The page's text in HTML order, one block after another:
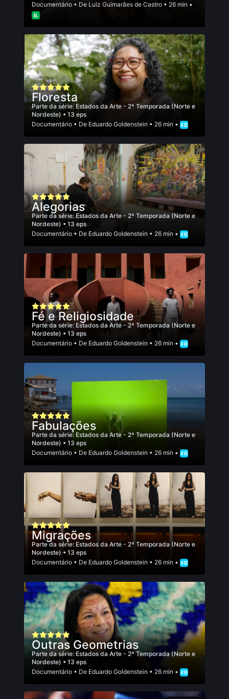
Documentário • De Luiz Guimarães de Castro • 26 min •
Floresta
Parte da série: Estados da Arte - 2ª Temporada (Norte e
Nordeste) • 13 eps
Documentário • De Eduardo Goldenstein • 26 min •
Alegorias
Parte da série:Estados da Arte - 2ª Temporada (Norte e
Nordeste) • 13 eps
Documentário • De Eduardo Goldenstein • 26 min •
Fé e Religiosidade
Parte da série: Estados da Arte - 2ª Temporada (Norte e
Nordeste) • 13 eps
Documentário • De Eduardo Goldenstein • 26 min •
Fabulações
Parte da série: Estados da Arte - 2ª Temporada (Norte e
Nordeste) • 13 eps
Documentário • De Eduardo Goldenstein • 26 min •
Migrações
Parte da série: Estados da Arte - 2ª Temporada (Norte e
Nordeste) • 13 eps
Documentário • De Eduardo Goldenstein • 26 min •
Outras Geometrias
Parte da série: Estados da Arte - 2ª Temporada (Norte e
Nordeste) • 13 eps
Documentário • De Eduardo Goldenstein • 26 min •